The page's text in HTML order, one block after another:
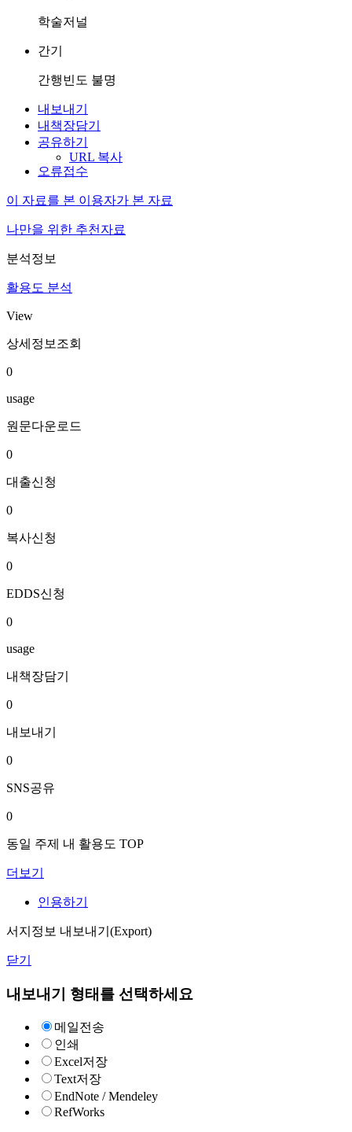
학술저널
간기
간행빈도 불명
내보내기
내책장담기
공유하기
URL 복사
오류접수
이 자료를 본 이용자가 본 자료
나만을 위한 추천자료
분석정보
활용도 분석
View
상세정보조회
0
usage
원문다운로드
0
대출신청
0
복사신청
0
EDDS신청
0
usage
내책장담기
0
내보내기
0
SNS공유
0
동일 주제 내 활용도 TOP
더보기
인용하기
서지정보 내보내기(Export)
닫기
내보내기 형태를 선택하세요
메일전송
인쇄
Excel저장
Text저장
EndNote / Mendeley
RefWorks